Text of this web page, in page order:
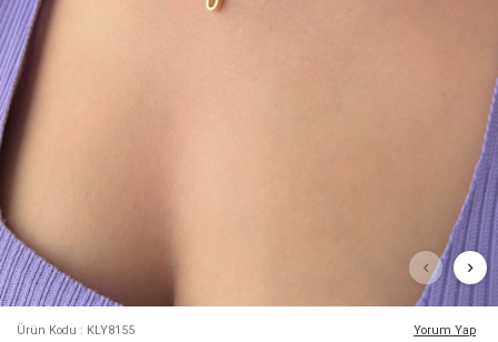
Ürün Kodu : KLY8155 Yorum Yap